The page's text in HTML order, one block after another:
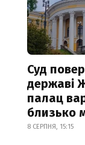
Суд
державі
палац
близько
8 СЕРПНЯ, 15:15